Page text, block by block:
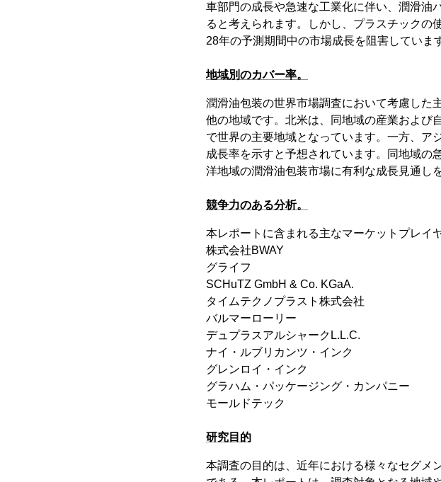
車部門の成長や急速な工業化に伴い、潤滑油
ると考えられます。しかし、プラスチックの
28年の予測期間中の市場成長を阻害していま
地域別のカバー率。
潤滑油包装の世界市場調査において考慮した
他の地域です。北米は、同地域の産業および
で世界の主要地域となっています。一方、ア
成長率を示すと予想されています。同地域の
洋地域の潤滑油包装市場に有利な成長見通し
競争力のある分析。
本レポートに含まれる主なマーケットプレイ
株式会社BWAY
グライフ
SCHuTZ GmbH & Co. KGaA.
タイムテクノプラスト株式会社
バルマーローリー
デュプラスアルシャークL.L.C.
ナイ・ルブリカンツ・インク
グレンロイ・インク
グラハム・パッケージング・カンパニー
モールドテック
研究目的
本調査の目的は、近年における様々なセグメ